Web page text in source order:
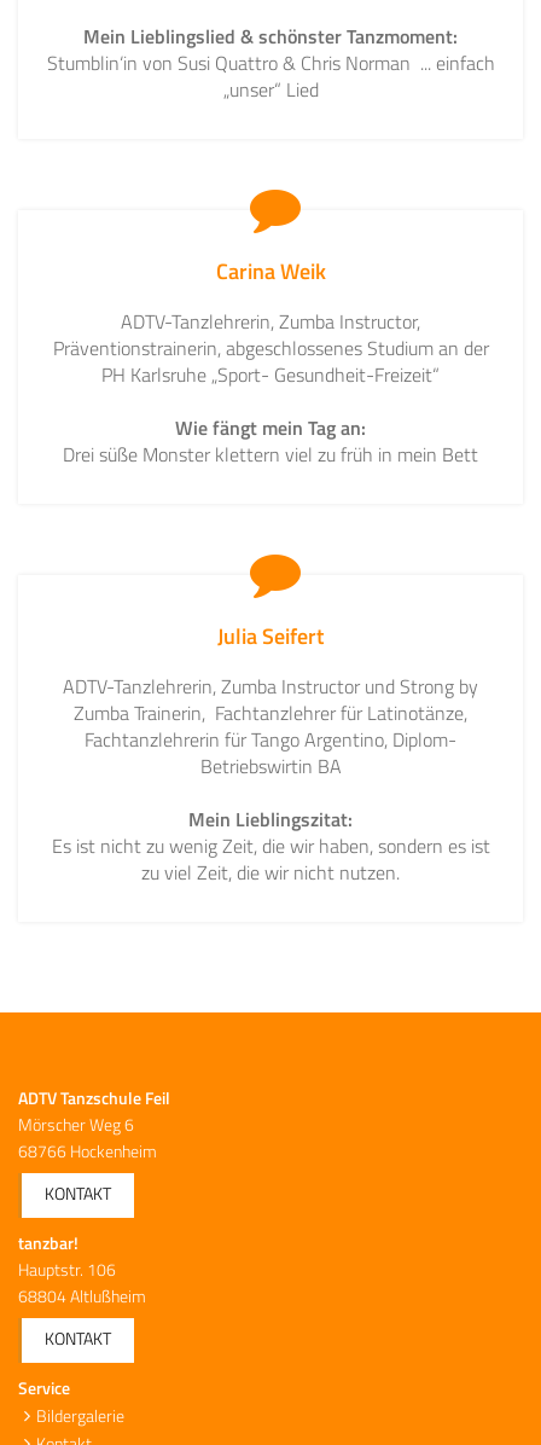
Mein Lieblingslied & schönster Tanzmoment:
Stumblin‘in von Susi Quattro & Chris Norman ... einfach
„unser“ Lied
Carina Weik
ADTV-Tanzlehrerin, Zumba Instructor,
Präventionstrainerin, abgeschlossenes Studium an der
PH Karlsruhe „Sport- Gesundheit-Freizeit“
Wie fängt mein Tag an:
Drei süße Monster klettern viel zu früh in mein Bett
Julia Seifert
ADTV-Tanzlehrerin, Zumba Instructor und Strong by
Zumba Trainerin, Fachtanzlehrer für Latinotänze,
Fachtanzlehrerin für Tango Argentino, Diplom-
Betriebswirtin BA
Mein Lieblingszitat:
Es ist nicht zu wenig Zeit, die wir haben, sondern es ist
zu viel Zeit, die wir nicht nutzen.
ADTV Tanzschule Feil
Mörscher Weg 6
68766 Hockenheim
KONTAKT
tanzbar!
Hauptstr. 106
68804 Altlußheim
KONTAKT
Service
Bildergalerie